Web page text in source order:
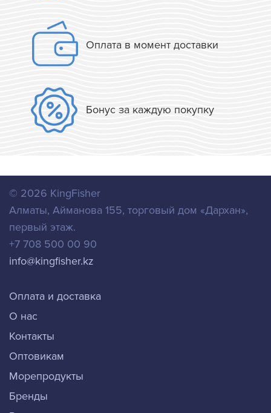
Оплата в момент доставки
Бонус за каждую покупку
© 2026 KingFisher
Алматы, Айманова 155, торговый дом «Дархан»,
первый этаж.
+7 708 500 00 90
info@kingfisher.kz
Оплата и доставка
О нас
Контакты
Оптовикам
Морепродукты
Бренды